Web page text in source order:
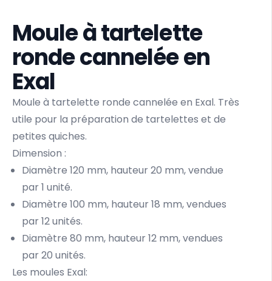
Moule à tartelette
ronde cannelée en
Exal
Moule à tartelette ronde cannelée en Exal. Très
utile pour la préparation de tartelettes et de
petites quiches.
Dimension :
Diamètre 120 mm, hauteur 20 mm, vendue
par 1 unité.
Diamètre 100 mm, hauteur 18 mm, vendues
par 12 unités.
Diamètre 80 mm, hauteur 12 mm, vendues
par 20 unités.
Les moules Exal: